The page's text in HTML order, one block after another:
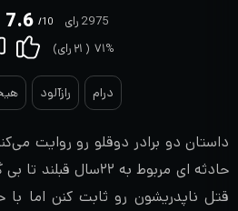
7.6 /10
2975 رای
۷۱% ( ۲۱ رای)
درام رازآلود
داستان دو برادر دوقلو رو روایت
حادثه ای مربوط به
قتل ناپدریشون رو ثابت کنن اما